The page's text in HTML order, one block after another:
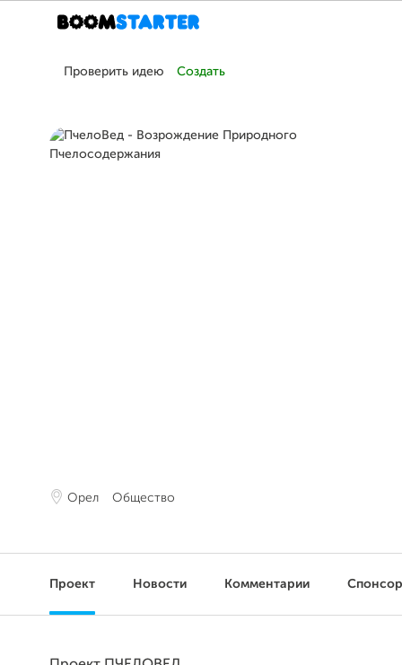
Проверить идею Создать
Орел Общество
Проект Новости Комментарии